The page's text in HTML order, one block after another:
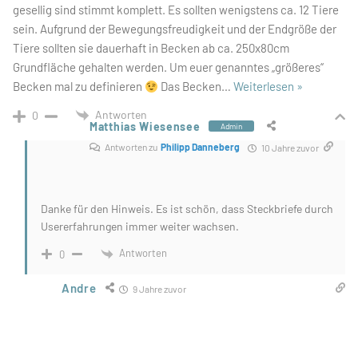
gesellig sind stimmt komplett. Es sollten wenigstens ca. 12 Tiere
sein. Aufgrund der Bewegungsfreudigkeit und der Endgröße der
Tiere sollten sie dauerhaft in Becken ab ca. 250x80cm
Grundfläche gehalten werden. Um euer genanntes „größeres“
Becken mal zu definieren
Das Becken…Weiterlesen »
0
Antworten
Matthias Wiesensee
Admin
Antworten zu Philipp Danneberg 10 Jahre zuvor
Danke für den Hinweis. Es ist schön, dass Steckbriefe durch
Usererfahrungen immer weiter wachsen.
0 Antworten
Andre 9 Jahre zuvor